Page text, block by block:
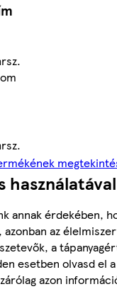
használatával
annak érdekében,
azonban az
a
esetben olvasd el
azon